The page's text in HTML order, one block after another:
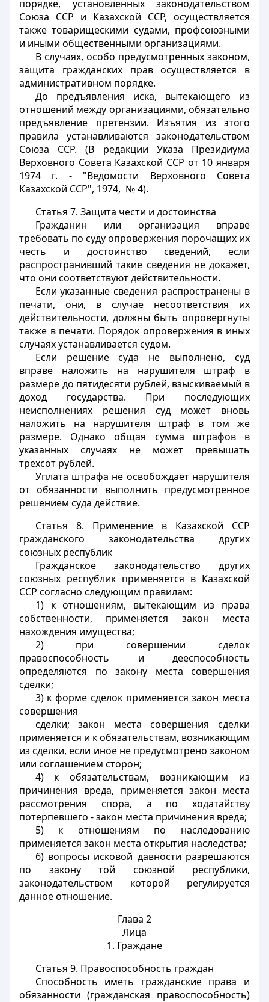
порядке, установленных законодательством
Союза ССР и Казахской ССР, осуществляется
также товарищескими судами, профсоюзными
и иными общественными организациями.
В случаях, особо предусмотренных законом,
защита гражданских прав осуществляется в
административном порядке.
До предъявления иска, вытекающего из
отношений между организациями, обязательно
предъявление претензии. Изъятия из этого
правила устанавливаются законодательством
Союза ССР. (В редакции Указа Президиума
Верховного Совета Казахской ССР от 10 января
1974 г. - "Ведомости Верховного Совета
Казахской ССР", 1974, № 4).
Статья 7. Защита чести и достоинства
Гражданин или организация вправе
требовать по суду опровержения порочащих их
честь и достоинство сведений, если
распространивший такие сведения не докажет,
что они соответствуют действительности.
Если указанные сведения распространены в
печати, они, в случае несоответствия их
действительности, должны быть опровергнуты
также в печати. Порядок опровержения в иных
случаях устанавливается судом.
Если решение суда не выполнено, суд
вправе наложить на нарушителя штраф в
размере до пятидесяти рублей, взыскиваемый в
доход государства. При последующих
неисполнениях решения суд может вновь
наложить на нарушителя штраф в том же
размере. Однако общая сумма штрафов в
указанных случаях не может превышать
трехсот рублей.
Уплата штрафа не освобождает нарушителя
от обязанности выполнить предусмотренное
решением суда действие.
Статья 8. Применение в Казахской ССР
гражданского законодательства других
союзных республик
Гражданское законодательство других
союзных республик применяется в Казахской
ССР согласно следующим правилам:
1) к отношениям, вытекающим из права
собственности, применяется закон места
нахождения имущества;
2) при совершении сделок
правоспособность и дееспособность
определяются по закону места совершения
сделки;
3) к форме сделок применяется закон места
совершения
сделки; закон места совершения сделки
применяется и к обязательствам, возникающим
из сделки, если иное не предусмотрено законом
или соглашением сторон;
4) к обязательствам, возникающим из
причинения вреда, применяется закон места
рассмотрения спора, а по ходатайству
потерпевшего - закон места причинения вреда;
5) к отношениям по наследованию
применяется закон места открытия наследства;
6) вопросы исковой давности разрешаются
по закону той союзной республики,
законодательством которой регулируется
данное отношение.
Глава 2
Лица
1. Граждане
Статья 9. Правоспособность граждан
Способность иметь гражданские права и
обязанности (гражданская правоспособность)